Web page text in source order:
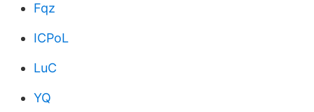
Fqz
ICPoL
LuC
YQ